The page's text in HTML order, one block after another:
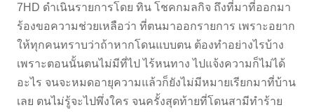
7HD ดำเนินรายการโดย ทิน โชคกมลกิจ ถึงที่มาที่ออกมา
ร้องขอความช่วยเหลือว่า ที่ตนมาออกรายการ เพราะอยาก
ให้ทุกคนทราบว่าถ้าหากโดนแบบตน ต้องทำอย่างไรบ้าง
เพราะตอนนั้นตนไม่มีที่ไป ไร้หนทาง ไปแจ้งความก็ไม่ได้
อะไร จนจะหมดอายุความแล้วก็ยังไม่มีหมายเรียกมาที่บ้าน
เลย ตนไม่รู้จะไปพึ่งใคร จนครั้งสุดท้ายที่โดนสามีทำร้าย